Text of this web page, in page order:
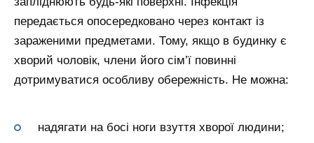
передається опосередковано через контакт із
зараженими предметами. Тому, якщо в будинку є
хворий чоловік, члени його сім’ї повинні
дотримуватися особливу обережність. Не можна:
надягати на босі ноги взуття хворої людини;